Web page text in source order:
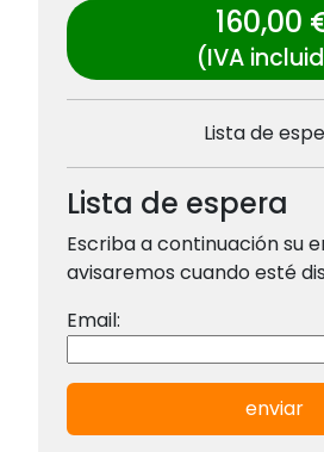
160,00
(IVA
Lista de
Lista de espera
Escriba a continuación su
avisaremos cuando esté
Email:
enviar